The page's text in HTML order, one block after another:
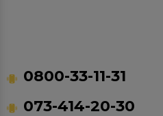
0800-33-11-31
073-414-20-30